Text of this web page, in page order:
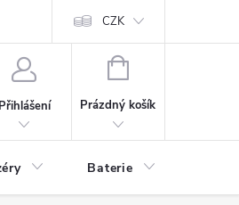
CZK
Přihlášení
NÁKUPNÍ
Prázdný košík
Baterie